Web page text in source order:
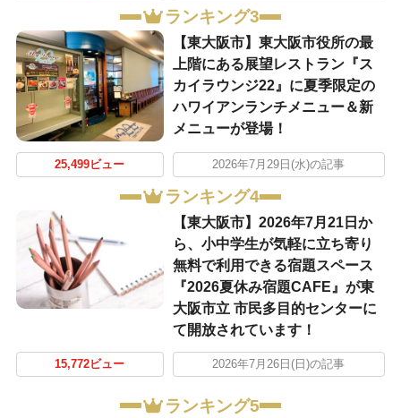
ランキング3
【東大阪市】東大阪市役所の最
上階にある展望レストラン『ス
カイラウンジ22』に夏季限定の
ハワイアンランチメニュー＆新
メニューが登場！
25,499ビュー 2026年7月29日(水)の記事
ランキング4
【東大阪市】2026年7月21日か
ら、小中学生が気軽に立ち寄り
無料で利用できる宿題スペース
『2026夏休み宿題CAFE』が東
大阪市立 市民多目的センターに
て開放されています！
15,772ビュー 2026年7月26日(日)の記事
ランキング5